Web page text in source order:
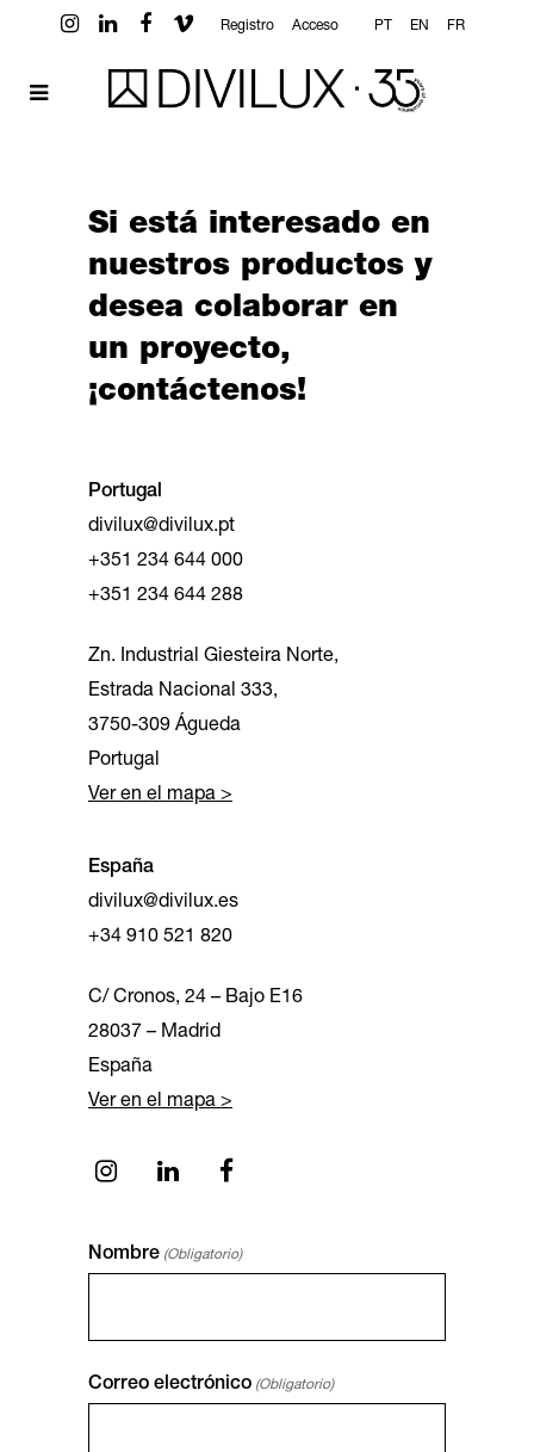
Registro Acceso PT EN FR
Si está interesado en
nuestros productos y
desea colaborar en
un proyecto,
¡contáctenos!
Portugal
divilux@divilux.pt
+351 234 644 000
+351 234 644 288
Zn. Industrial Giesteira Norte,
Estrada Nacional 333,
3750-309 Águeda
Portugal
Ver en el mapa >
España
divilux@divilux.es
+34 910 521 820
C/ Cronos, 24 – Bajo E16
28037 – Madrid
España
Ver en el mapa >
Nombre (Obligatorio)
Correo electrónico (Obligatorio)